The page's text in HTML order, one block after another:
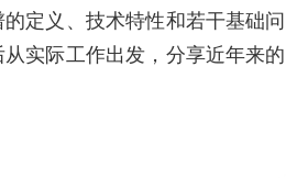
定义、技术特性和若干基础问
实际工作出发，分享近年来的